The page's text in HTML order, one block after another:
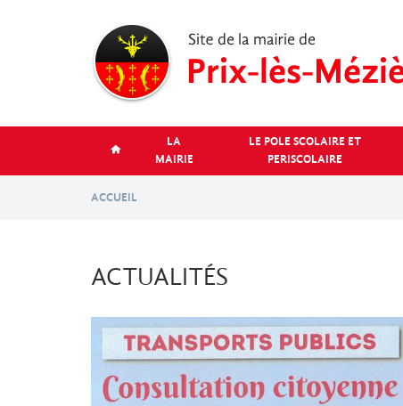
LA
MAIRIE
LE POLE SCOLAIRE ET
PERISCOLAIRE
ACCUEIL
ACTUALITÉS